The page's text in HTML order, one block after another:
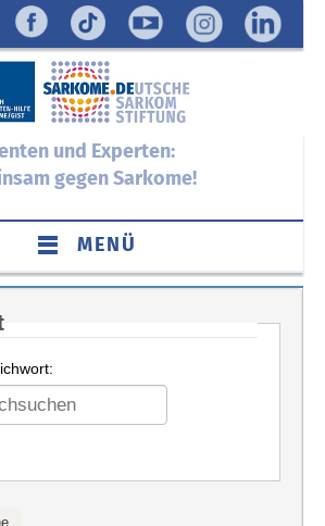
und Experten:
gegen Sarkome!
MENÜ